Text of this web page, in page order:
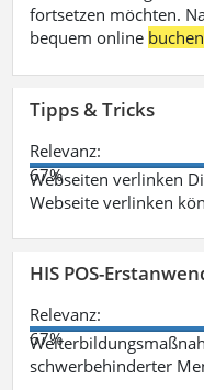
fortsetzen möchten.
bequem online buchen
Tipps & Tricks
Relevanz:
67%
Webseiten verlinken
Webseite verlinken
HIS POS-
Relevanz:
67%
schwerbehinderter